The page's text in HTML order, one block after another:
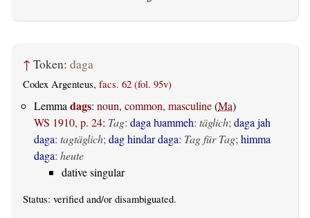
↑ Token: daga
Codex Argenteus, facs. 62 (fol. 95v)
Lemma dags: noun, common, masculine(Ma)
WS 1910, p. 24: Tag: daga ƕammeh: täglich; daga jah
daga: tagtäglich; dag hindar daga: Tag für Tag; himma
daga: heute
dative singular
Status: verified and/or disambiguated.